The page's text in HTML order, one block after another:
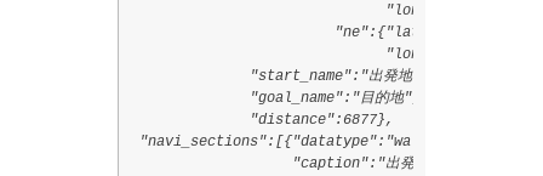
                        "ne":{"lat":35.6890647,
              "start_name":"出発地",
              "goal_name":"目的地",
              "distance":6877},
"navi_sections":[{"datatype":"walk",
                   "caption":"出発地",